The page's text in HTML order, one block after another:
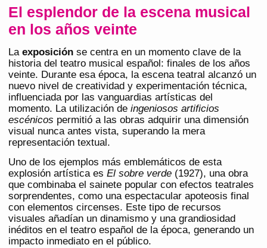
El esplendor de la escena musical
en los años veinte
La exposición se centra en un momento clave de la
historia del teatro musical español: finales de los años
veinte. Durante esa época, la escena teatral alcanzó un
nuevo nivel de creatividad y experimentación técnica,
influenciada por las vanguardias artísticas del
momento. La utilización de ingeniosos artificios
escénicos permitió a las obras adquirir una dimensión
visual nunca antes vista, superando la mera
representación textual.
Uno de los ejemplos más emblemáticos de esta
explosión artística es El sobre verde (1927), una obra
que combinaba el sainete popular con efectos teatrales
sorprendentes, como una espectacular apoteosis final
con elementos circenses. Este tipo de recursos
visuales añadían un dinamismo y una grandiosidad
inéditos en el teatro español de la época, generando un
impacto inmediato en el público.